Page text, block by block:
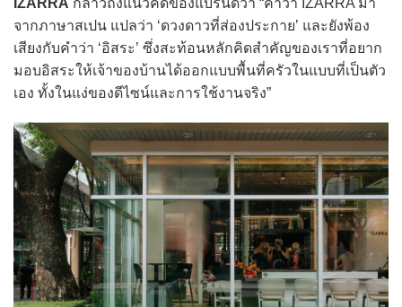
IZARRA กล่าวถึงแนวคิดของแบรนด์ว่า “คำว่า IZARRA มา
จากภาษาสเปน แปลว่า ‘ดวงดาวที่ส่องประกาย’ และยังพ้อง
เสียงกับคำว่า ‘อิสระ’ ซึ่งสะท้อนหลักคิดสำคัญของเราที่อยาก
มอบอิสระให้เจ้าของบ้านได้ออกแบบพื้นที่ครัวในแบบที่เป็นตัว
เอง ทั้งในแง่ของดีไซน์และการใช้งานจริง”